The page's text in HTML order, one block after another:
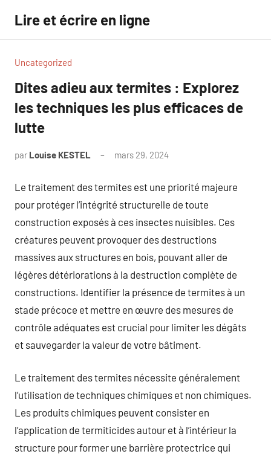
contenu
Lire et écrire en ligne
Uncategorized
Dites adieu aux termites : Explorez
les techniques les plus efficaces de
lutte
par Louise KESTEL mars 29, 2024
Le traitement des termites est une priorité majeure
pour protéger l’intégrité structurelle de toute
construction exposés à ces insectes nuisibles. Ces
créatures peuvent provoquer des destructions
massives aux structures en bois, pouvant aller de
légères détériorations à la destruction complète de
constructions. Identifier la présence de termites à un
stade précoce et mettre en œuvre des mesures de
contrôle adéquates est crucial pour limiter les dégâts
et sauvegarder la valeur de votre bâtiment.
Le traitement des termites nécessite généralement
l’utilisation de techniques chimiques et non chimiques.
Les produits chimiques peuvent consister en
l’application de termiticides autour et à l’intérieur la
structure pour former une barrière protectrice qui